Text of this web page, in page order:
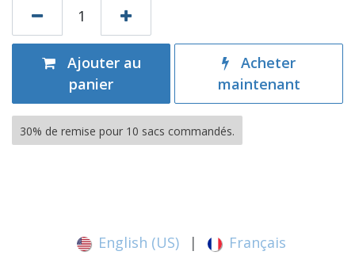
Ajouter au
panier
Acheter
maintenant
30% de remise pour 10 sacs commandés.
English (US) | Français